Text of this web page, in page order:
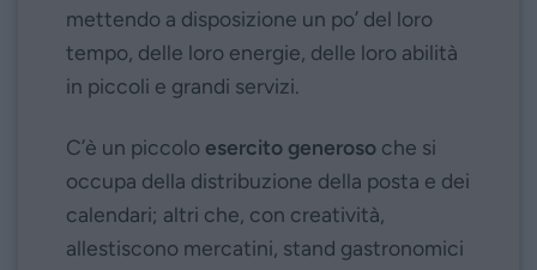
mettendo a disposizione un po’ del loro
tempo, delle loro energie, delle loro abilità
in piccoli e grandi servizi.
C’è un piccolo esercito generoso che si
occupa della distribuzione della posta e dei
calendari; altri che, con creatività,
allestiscono mercatini, stand gastronomici